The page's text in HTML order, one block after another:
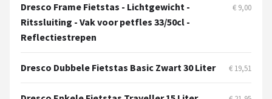
BBB Cycling
Schwalbe
Voltano
Dresco Frame Fietstas - Lichtgewicht -
Ritssluiting - Vak voor petfles 33/50cl -
Reflectiestrepen
€ 9,00
Dresco Dubbele Fietstas Basic Zwart 30 Liter € 19,51